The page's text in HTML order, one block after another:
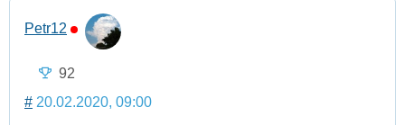
Petr12
92
# 20.02.2020, 09:00